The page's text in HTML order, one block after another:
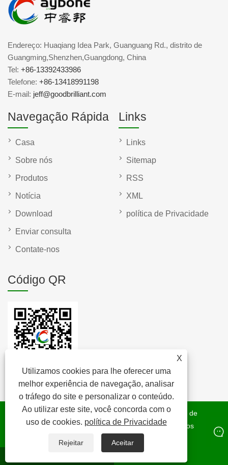
X
Utilizamos cookies para lhe oferecer uma
melhor experiência de navegação, analisar
o tráfego do site e personalizar o conteúdo.
Ao utilizar este site, você concorda com o
uso de cookies. política de Privacidade
Rejeitar Aceitar
Endereço: Huaqiang Idea Park, Guanguang Rd., distrito de
Guangming,Shenzhen,Guangdong, China
Tel: +86-13392433986
Telefone: +86-13418991198
E-mail: jeff@goodbrilliant.com
Navegação Rápida
Casa
Sobre nós
Produtos
Notícia
Download
Enviar consulta
Contate-nos
Links
Links
Sitemap
RSS
XML
política de Privacidade
Código QR
Copyright © 2022 Raybone Technology Co. - Almofadas de
cortiça, rolha de cortiça, rolo de cortiça - Todos os direitos